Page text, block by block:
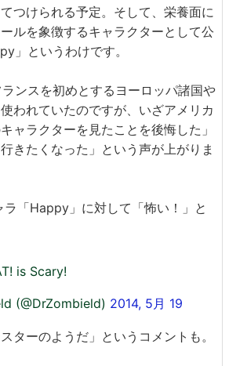
つけられる予定。そして、栄養面に
ルを象徴するキャラクターとして公
」というわけです。
ンスを初めとするヨーロッパ諸国や
われていたのですが、いざアメリカ
ャラクターを見たことを後悔した」
きたくなった」という声が上がりま
「Happy」に対して「怖い！」と
is Scary!
(@DrZombield) 2014, 5月 19
ターのようだ」というコメントも。